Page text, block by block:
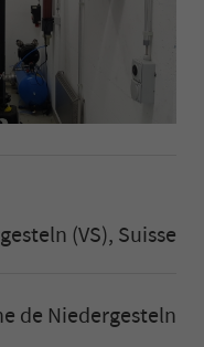
(VS), Suisse
de Niedergesteln